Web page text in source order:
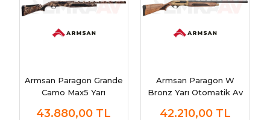
Armsan Paragon Grande
Camo Max5 Yarı
43.880,00 TL
Armsan Paragon W
Bronz Yarı Otomatik Av
42.210,00 TL